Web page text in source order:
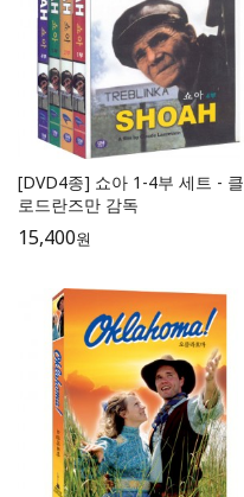
[DVD4종] 쇼아 1-4부 세트 - 클
로드란즈만 감독
15,400원